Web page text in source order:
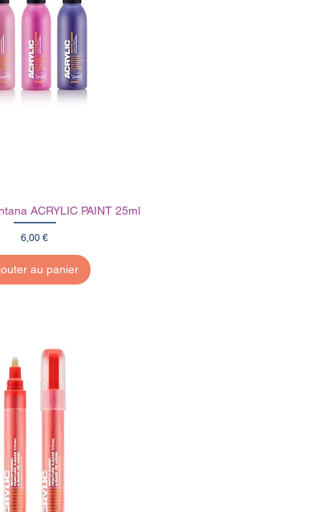
ACRYLIC PAINT 25ml
Prix
6,00 €
au panier